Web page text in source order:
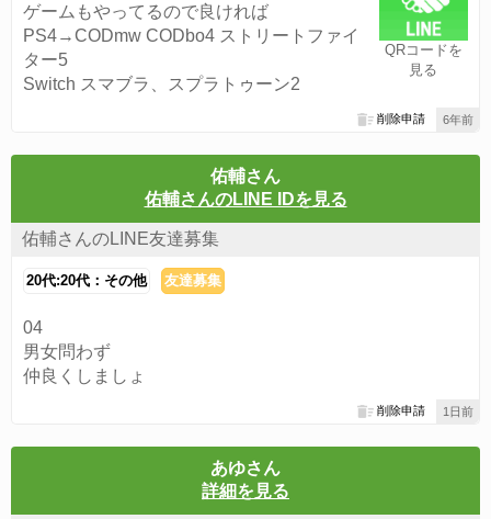
QRコードを
見る
ゲームもやってるので良ければ
PS4→CODmw CODbo4 ストリートファイ
ター5
Switch スマブラ、スプラトゥーン2
6年前
削除申請
佑輔さん
佑輔さんのLINE IDを見る
佑輔さんのLINE友達募集
20代:20代：その他 友達募集
04
男女問わず
仲良くしましょ
1日前
削除申請
あゆさん
詳細を見る